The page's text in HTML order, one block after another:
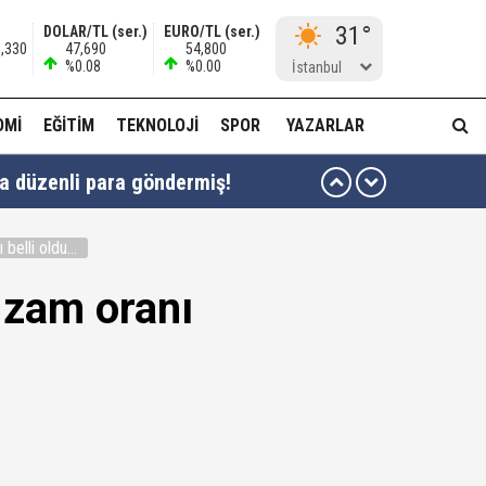
DOLAR/TL (ser.)
47,690
%0.08
EURO/TL (ser.)
54,800
%0.00
31°
İstanbul
EĞITIM TEKNOLOJI SPOR YAZARLAR
düzenli para göndermiş!
edilmeye razıyım'
Hür Ağbaba gözaltında!
belli oldu...
oranı